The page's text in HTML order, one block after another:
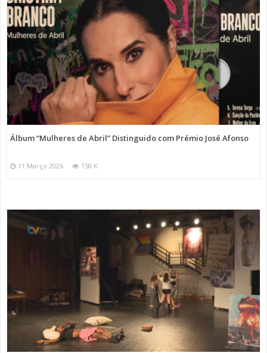
Álbum “Mulheres de Abril” Distinguido com Prémio José Afonso
11 Março 2026 158 K